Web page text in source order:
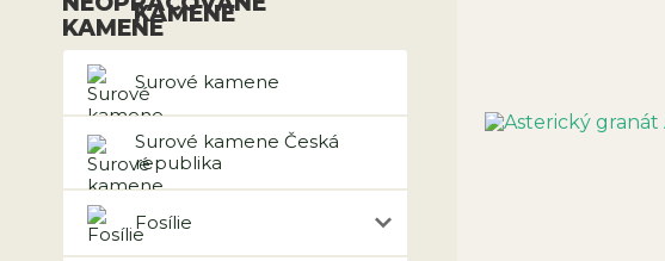
KAMENE
Surové kamene
Surové kamene Česká
republika
Fosílie